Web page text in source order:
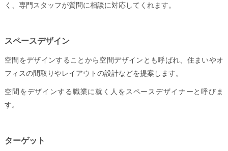
く、専門スタッフが質問に相談に対応してくれます。
スペースデザイン
空間をデザインすることから空間デザインとも呼ばれ、住まいやオ
フィスの間取りやレイアウトの設計などを提案します。
空間をデザインする職業に就く人をスペースデザイナーと呼びま
す。
ターゲット